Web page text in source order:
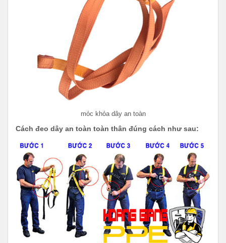
móc khóa dây an toàn
Cách đeo dây an toàn toàn thân đúng cách như sau: